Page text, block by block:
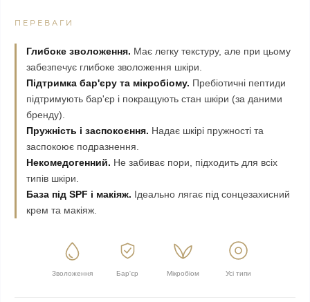
ПЕРЕВАГИ
Глибоке зволоження. Має легку текстуру, але при цьому
забезпечує глибоке зволоження шкіри.
Підтримка бар'єру та мікробіому. Пребіотичні пептиди
підтримують бар'єр і покращують стан шкіри (за даними
бренду).
Пружність і заспокоєння. Надає шкірі пружності та
заспокоює подразнення.
Некомедогенний. Не забиває пори, підходить для всіх
типів шкіри.
База під SPF і макіяж. Ідеально лягає під сонцезахисний
крем та макіяж.
Зволоження Бар'єр Мікробіом Усі типи